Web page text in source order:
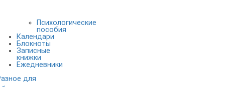
Психологические
пособия
Календари
Блокноты
Записные
книжки
Ежедневники
для